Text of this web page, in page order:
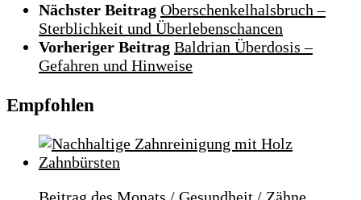
Nächster Beitrag Oberschenkelhalsbruch –
Sterblichkeit und Überlebenschancen
Vorheriger Beitrag Baldrian Überdosis –
Gefahren und Hinweise
Empfohlen